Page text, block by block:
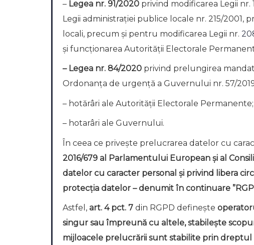
– Legea nr. 91/2020 privind modificarea Legii
Legii administraţiei publice locale nr. 215/
locali, precum şi pentru modificarea Legii nr.
şi funcţionarea Autorităţii Electorale
– Legea nr. 84/2020 privind prelungirea
Ordonanţa de urgenţă a Guvernului nr. 57/
– hotărâri ale Autorității Electorale Permanente;
– hotarâri ale Guvernului.
În ceea ce privește prelucrarea datelor cu
2016/679 al Parlamentului European și al
datelor cu caracter personal și privind libera
protecția datelor – denumit în continuare
Astfel, art. 4 pct. 7 din RGPD definește
singur sau împreună cu altele, stabilește
mijloacele prelucrării sunt stabilite prin